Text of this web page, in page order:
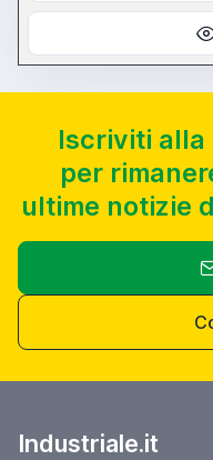
Iscriviti
per
ultime notizie
Industriale.it